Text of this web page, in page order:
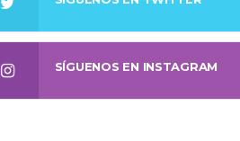
SÍGUENOS EN INSTAGRAM